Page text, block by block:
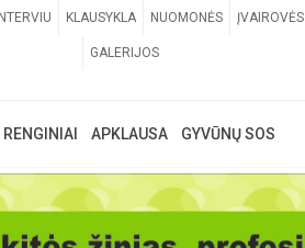
INTERVIU KLAUSYKLA NUOMONĖS ĮVAIROVĖS
GALERIJOS
RENGINIAI APKLAUSA GYVŪNŲ SOS